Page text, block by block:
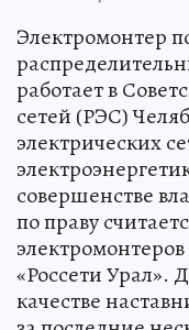
Электромонтер
работает в
сетей (РЭС)
электрических
совершенстве
по праву
«Россети Урал».
качестве